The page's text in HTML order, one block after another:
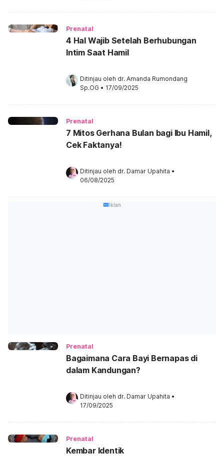
Prenatal
4 Hal Wajib Setelah Berhubungan
Intim Saat Hamil
Ditinjau oleh dr. Amanda Rumondang
Sp.OG • 17/09/2025
Prenatal
7 Mitos Gerhana Bulan bagi Ibu Hamil,
Cek Faktanya!
Ditinjau oleh dr. Damar Upahita •
06/08/2025
Iklan
Prenatal
Bagaimana Cara Bayi Bernapas di
dalam Kandungan?
Ditinjau oleh dr. Damar Upahita •
17/09/2025
Prenatal
Kembar Identik